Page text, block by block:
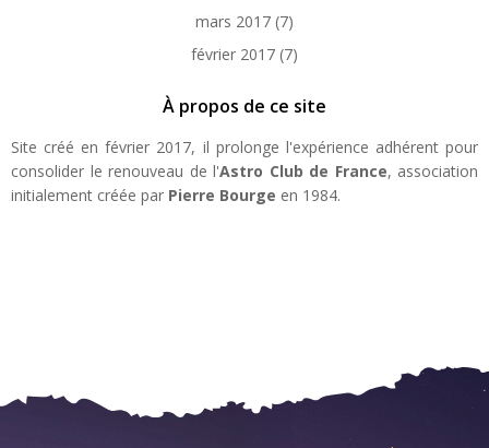
mars 2017 (7)
février 2017 (7)
À propos de ce site
Site créé en février 2017, il prolonge l'expérience adhérent pour
consolider le renouveau de l'Astro Club de France, association
initialement créée par Pierre Bourge en 1984.